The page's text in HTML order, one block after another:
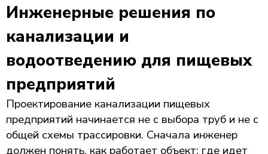
Инженерные решения по
канализации и
водоотведению для пищевых
предприятий
Проектирование канализации пищевых
предприятий начинается не с выбора труб и не с
общей схемы трассировки. Сначала инженер
должен понять, как работает объект: где идет